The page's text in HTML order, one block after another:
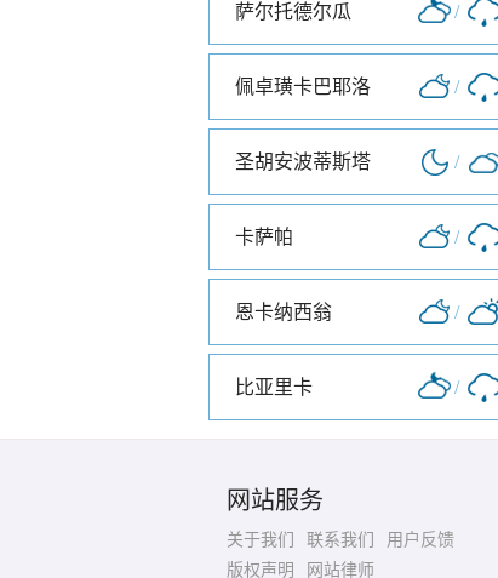
萨尔托德尔瓜 /
佩卓璜卡巴耶洛 /
圣胡安波蒂斯塔 /
卡萨帕 /
恩卡纳西翁 /
比亚里卡 /
网站服务
关于我们 联系我们
用户反馈
版权声明
网站律师